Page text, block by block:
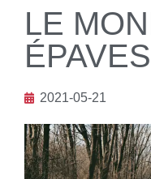
LE
ÉPAVES
2021-05-21